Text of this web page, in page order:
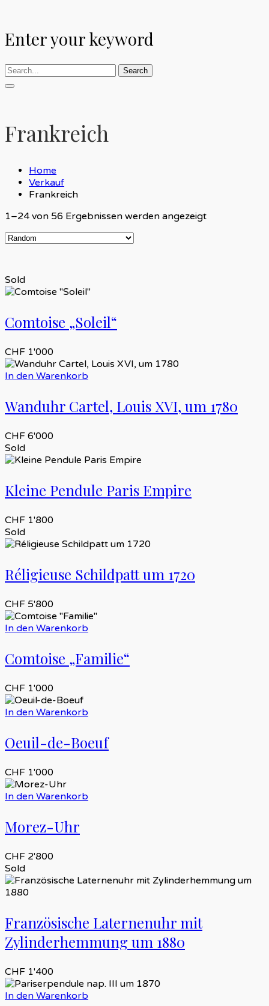
Enter your keyword
Search
Frankreich
Home
Verkauf
Frankreich
1–24 von 56 Ergebnissen werden angezeigt
Sold
Comtoise „Soleil“
CHF 1'000
In den Warenkorb
Wanduhr Cartel, Louis XVI, um 1780
CHF 6'000
Sold
Kleine Pendule Paris Empire
CHF 1'800
Sold
Réligieuse Schildpatt um 1720
CHF 5'800
In den Warenkorb
Comtoise „Familie“
CHF 1'000
In den Warenkorb
Oeuil-de-Boeuf
CHF 1'000
In den Warenkorb
Morez-Uhr
CHF 2'800
Sold
Französische Laternenuhr mit
Zylinderhemmung um 1880
CHF 1'400
In den Warenkorb